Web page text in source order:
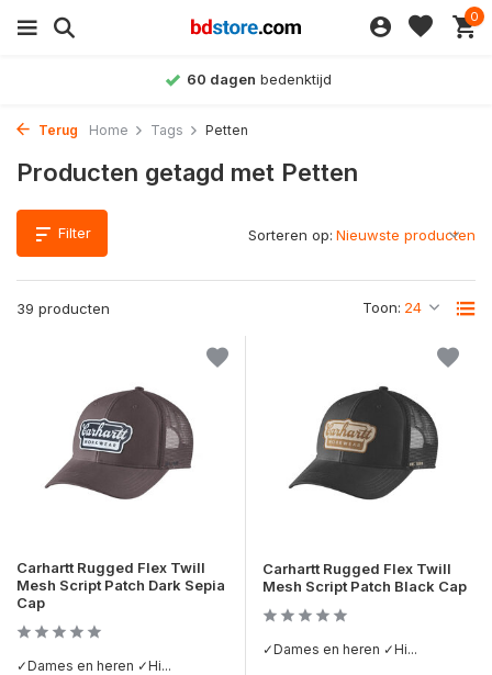
0
60 dagen bedenktijd
Terug Home Tags Petten
Producten getagd met Petten
Filter
39 producten Toon:
Sorteren op:
Carhartt Rugged Flex Twill
Mesh Script Patch Dark Sepia
Cap
✓Dames en heren ✓Hi...
Carhartt Rugged Flex Twill
Mesh Script Patch Black Cap
✓Dames en heren ✓Hi...